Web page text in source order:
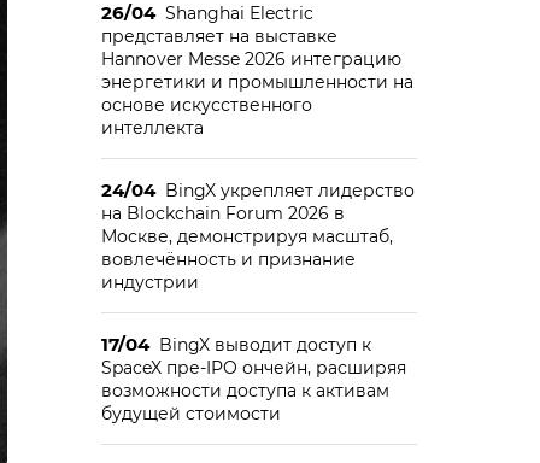
26/04 Shanghai Electric
представляет на выставке
Hannover Messe 2026 интеграцию
энергетики и промышленности на
основе искусственного
интеллекта
24/04 BingX укрепляет лидерство
на Blockchain Forum 2026 в
Москве, демонстрируя масштаб,
вовлечённость и признание
индустрии
17/04 BingX выводит доступ к
SpaceX пре-IPO ончейн, расширяя
возможности доступа к активам
будущей стоимости